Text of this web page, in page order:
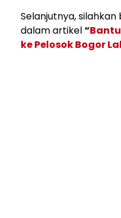
Selanjutnya,
dalam artikel“
ke Pelosok Bogor